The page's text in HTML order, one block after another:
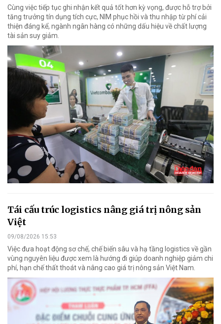
Cùng việc tiếp tục ghi nhận kết quả tốt hơn kỳ vọng, được hỗ trợ bởi
tăng trưởng tín dụng tích cực, NIM phục hồi và thu nhập từ phí cải
thiện đáng kể, ngành ngân hàng có những dấu hiệu về chất lượng
tài sản suy giảm.
Tái cấu trúc logistics nâng giá trị nông sản
Việt
09/08/2026 15:53
Việc đưa hoạt động sơ chế, chế biến sâu và hạ tầng logistics về gần
vùng nguyên liệu được xem là hướng đi giúp doanh nghiệp giảm chi
phí, hạn chế thất thoát và nâng cao giá trị nông sản Việt Nam.